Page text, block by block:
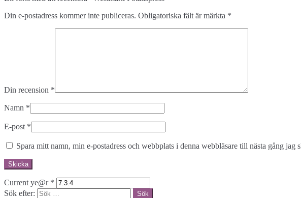
Din e-postadress kommer inte publiceras. Obligatoriska fält är märkta *
Din recension *
Namn *
E-post *
Spara mitt namn, min e-postadress och webbplats i denna webbläsare till nästa gång jag
Current ye@r *
Sök efter: